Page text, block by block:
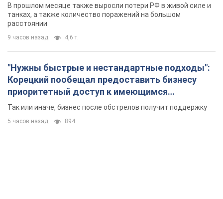
складским помещениям
Так или иначе, бизнес после обстрелов получит поддержку
5 часов назад